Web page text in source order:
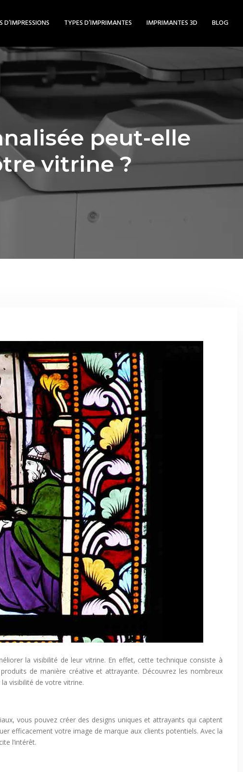
D’IMPRESSIONS TYPES D’IMPRIMANTES IMPRIMANTES 3D BLOG
peut-elle
vitrine ?
la visibilité de leur vitrine. En effet, cette technique consiste à
de manière créative et attrayante. Découvrez les nombreux
visibilité de votre vitrine.
vous pouvez créer des designs uniques et attrayants qui captent
efficacement votre image de marque aux clients potentiels. Avec la
l’intérêt.